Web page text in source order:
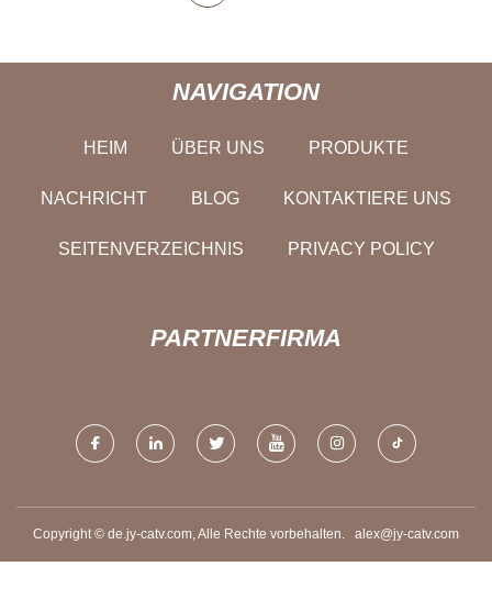
NAVIGATION
HEIM ÜBER UNS PRODUKTE
NACHRICHT BLOG KONTAKTIERE UNS
SEITENVERZEICHNIS PRIVACY POLICY
PARTNERFIRMA
Copyright © de.jy-catv.com, Alle Rechte vorbehalten. alex@jy-catv.com